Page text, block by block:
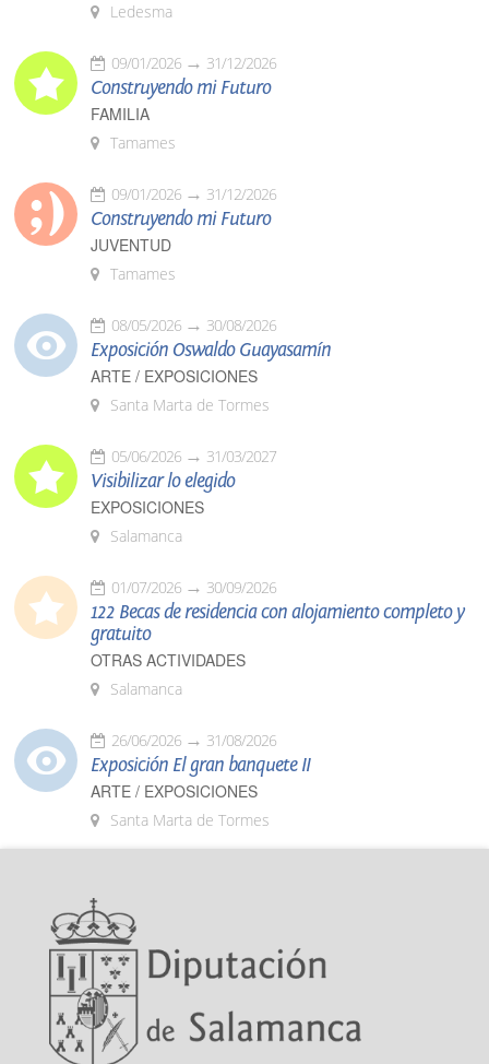
Ledesma
09/01/2026 31/12/2026
Construyendo mi Futuro
FAMILIA
Tamames
09/01/2026 31/12/2026
Construyendo mi Futuro
JUVENTUD
Tamames
08/05/2026 30/08/2026
Exposición Oswaldo Guayasamín
ARTE / EXPOSICIONES
Santa Marta de Tormes
05/06/2026 31/03/2027
Visibilizar lo elegido
EXPOSICIONES
Salamanca
01/07/2026 30/09/2026
122 Becas de residencia con alojamiento completo y
gratuito
OTRAS ACTIVIDADES
Salamanca
26/06/2026 31/08/2026
Exposición El gran banquete II
ARTE / EXPOSICIONES
Santa Marta de Tormes